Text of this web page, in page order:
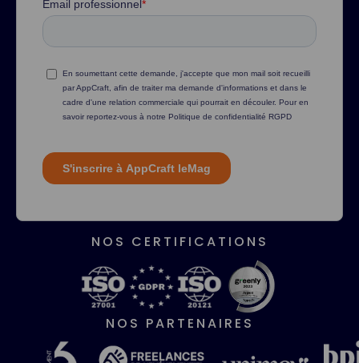
NOS CERTIFICATIONS
NOS PARTENAIRES